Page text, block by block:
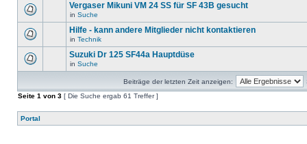
Vergaser Mikuni VM 24 SS für SF 43B gesucht
in Suche
Hilfe - kann andere Mitglieder nicht kontaktieren
in Technik
Suzuki Dr 125 SF44a Hauptdüse
in Suche
Beiträge der letzten Zeit anzeigen:
Seite 1 von 3 [ Die Suche ergab 61 Treffer ]
Portal